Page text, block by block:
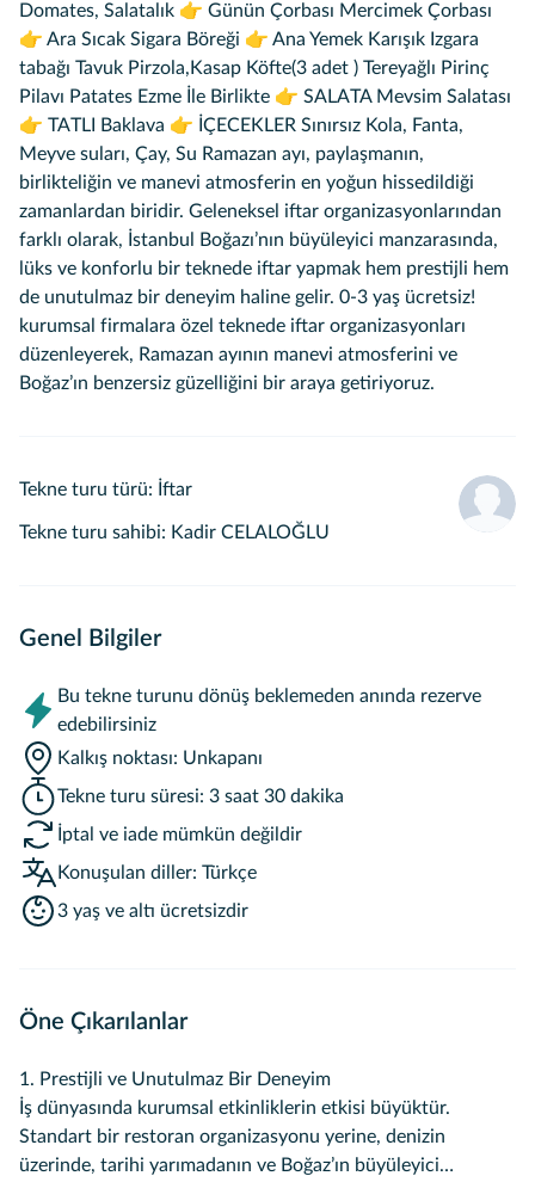
Domates, Salatalık 👉 Günün Çorbası Mercimek Çorbası
👉 Ara Sıcak Sigara Böreği 👉 Ana Yemek Karışık Izgara
tabağı Tavuk Pirzola,Kasap Köfte(3 adet ) Tereyağlı Pirinç
Pilavı Patates Ezme İle Birlikte 👉 SALATA Mevsim Salatası
👉 TATLI Baklava 👉 İÇECEKLER Sınırsız Kola, Fanta,
Meyve suları, Çay, Su Ramazan ayı, paylaşmanın,
birlikteliğin ve manevi atmosferin en yoğun hissedildiği
zamanlardan biridir. Geleneksel iftar organizasyonlarından
farklı olarak, İstanbul Boğazı’nın büyüleyici manzarasında,
lüks ve konforlu bir teknede iftar yapmak hem prestijli hem
de unutulmaz bir deneyim haline gelir. 0-3 yaş ücretsiz!
kurumsal firmalara özel teknede iftar organizasyonları
düzenleyerek, Ramazan ayının manevi atmosferini ve
Boğaz’ın benzersiz güzelliğini bir araya getiriyoruz.
Tekne turu türü: İftar
Tekne turu sahibi: Kadir CELALOĞLU
Genel Bilgiler
Bu tekne turunu dönüş beklemeden anında rezerve
edebilirsiniz
Kalkış noktası: Unkapanı
Tekne turu süresi: 3 saat 30 dakika
İptal ve iade mümkün değildir
Konuşulan diller: Türkçe
3 yaş ve altı ücretsizdir
Öne Çıkarılanlar
1. Prestijli ve Unutulmaz Bir Deneyim
İş dünyasında kurumsal etkinliklerin etkisi büyüktür.
Standart bir restoran organizasyonu yerine, denizin
üzerinde, tarihi yarımadanın ve Boğaz’ın büyüleyici